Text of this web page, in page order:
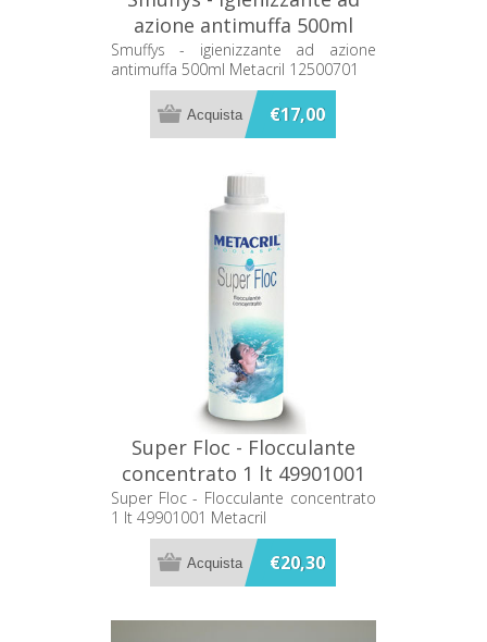
azione antimuffa 500ml
Metacril 12500701
Smuffys - igienizzante ad azione
antimuffa 500ml Metacril 12500701
€17,00
Super Floc - Flocculante
concentrato 1 lt 49901001
Metacril
Super Floc - Flocculante concentrato
1 lt 49901001 Metacril
€20,30